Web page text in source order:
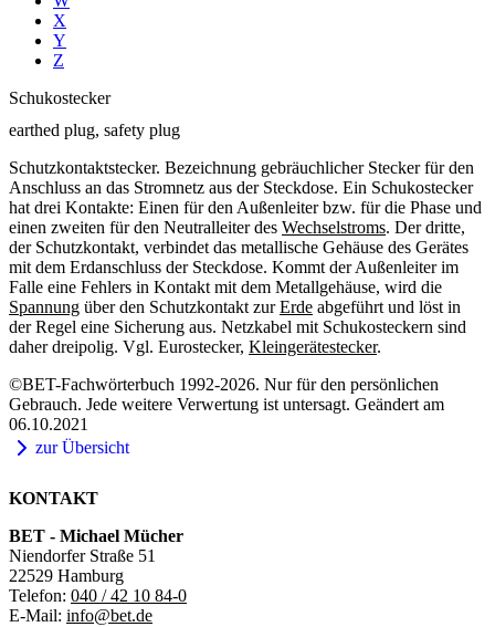
X
Y
Z
Schukostecker
earthed plug, safety plug
Schutzkontaktstecker. Bezeichnung gebräuchlicher Stecker für den
Anschluss an das Stromnetz aus der Steckdose. Ein Schukostecker
hat drei Kontakte: Einen für den Außenleiter bzw. für die Phase und
einen zweiten für den Neutralleiter des Wechselstroms. Der dritte,
der Schutzkontakt, verbindet das metallische Gehäuse des Gerätes
mit dem Erdanschluss der Steckdose. Kommt der Außenleiter im
Falle eine Fehlers in Kontakt mit dem Metallgehäuse, wird die
Spannung über den Schutzkontakt zurErde abgeführt und löst in
der Regel eine Sicherung aus. Netzkabel mit Schukosteckern sind
daher dreipolig. Vgl. Eurostecker, Kleingerätestecker.
©BET-Fachwörterbuch 1992-2026. Nur für den persönlichen
Gebrauch. Jede weitere Verwertung ist untersagt. Geändert am
06.10.2021
zur Übersicht
KONTAKT
BET - Michael Mücher
Niendorfer Straße 51
22529 Hamburg
Telefon: 040 / 42 10 84-0
E-Mail: info@bet.de